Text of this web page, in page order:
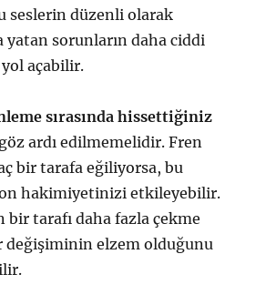
seslerin düzenli olarak
yatan sorunların daha ciddi
açabilir.
sırasında hissettiğiniz
ardı edilmemelidir. Fren
bir tarafa eğiliyorsa, bu
hakimiyetinizi etkileyebilir.
bir tarafı daha fazla çekme
değişiminin elzem olduğunu